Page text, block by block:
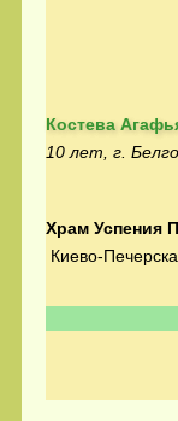
Костева
10 лет, г.
Храм Успения
Киево-